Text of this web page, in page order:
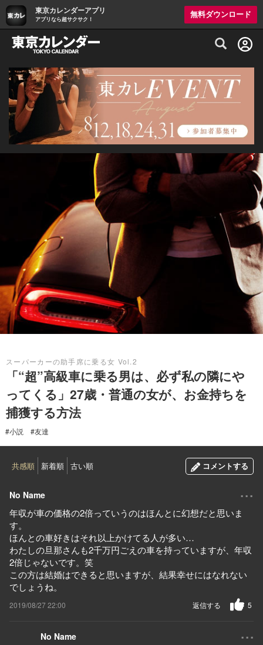
東京カレンダーアプリ
アプリなら超サクサク！
無料ダウンロード
グルメ情報・プレミアムレストラン予約
スーパーカーの助手席に乗る女 Vol.2
「“超”高級車に乗る男は、必ず私の隣にや
ってくる」27歳・普通の女が、お金持ちを
捕獲する方法
#小説 #友達
共感順 新着順 古い順 コメントする
No Name ...
年収が車の価格の2倍っていうのはほんとに幻想だと思いま
す。
ほんとの車好きはそれ以上かけてる人が多い…
わたしの旦那さんも2千万円ごえの車を持っていますが、年収
2倍じゃないです。笑
この方は結婚はできると思いますが、結果幸せにはなれない
でしょうね。
2019/08/27 22:00 5
返信する
No Name ...